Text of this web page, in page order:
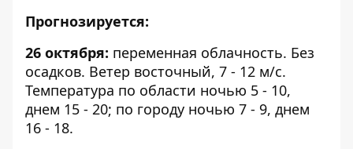
Прогнозируется:
26 октября: переменная облачность. Без
осадков. Ветер восточный, 7 - 12 м/с.
Температура по области ночью 5 - 10,
днем 15 - 20; по городу ночью 7 - 9, днем
16 - 18.